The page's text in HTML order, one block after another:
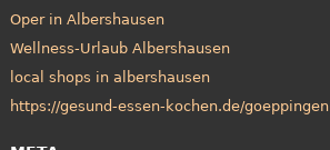
Oper in Albershausen
Wellness-Urlaub Albershausen
local shops in albershausen
https://gesund-essen-kochen.de/goeppingen